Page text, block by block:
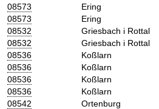
08573
Ering
08573
Ering
08532
Griesbach i Rottal
08532
Griesbach i Rottal
08536
Koßlarn
08536
Koßlarn
08536
Koßlarn
08536
Koßlarn
08542
Ortenburg